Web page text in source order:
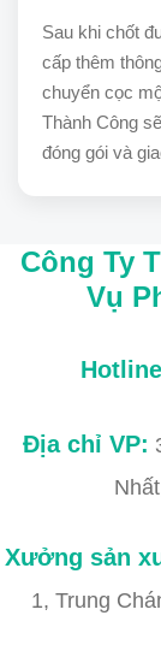
Sau khi chốt
cấp thêm
chuyển cọc
Thành Công
đóng gói và
Công Ty
Vụ
Địa chỉ VP:
Xưởng sản
1, Trung